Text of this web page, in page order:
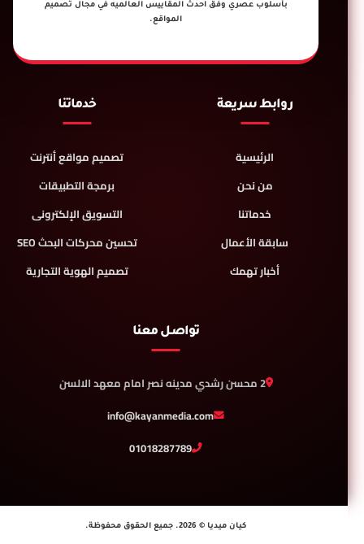
بأسلوب عصري وفق احدث المقاييس العالميه في مجال تصميم
المواقع.
روابط سريعة
الرئيسية
من نحن
خدماتنا
سابقة الأعمال
أخبار تهمك
خدماتنا
تصميم مواقع أنترنت
برمجة التطبيقات
التسويق الإلكترونى
تحسين محركات البحث SEO
تصميم الهوية التجارية
تواصل معنا
2 محسن رشدي مدينه نصر امام معهد الالسن
info@kayanmedia.com
01018287789
كيان ميديا © 2026. جميع الحقوق محفوظة.